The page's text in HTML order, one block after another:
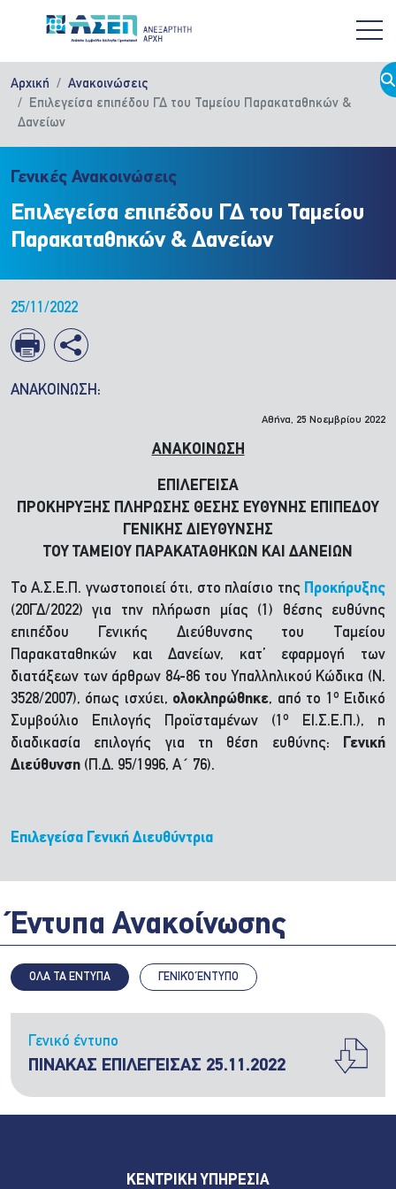
Αρχική
Ανακοινώσεις
Επιλεγείσα επιπέδου ΓΔ του Ταμείου Παρακαταθηκών &
Δανείων
Γενικές Ανακοινώσεις
Επιλεγείσα επιπέδου ΓΔ του Ταμείου
Παρακαταθηκών & Δανείων
25/11/2022
ΑΝΑΚΟΙΝΩΣΗ:
Αθήνα, 25 Νοεμβρίου 2022
ΑΝΑΚΟΙΝΩΣΗ
ΕΠΙΛΕΓΕΙΣΑ
ΠΡΟΚΗΡΥΞΗΣ ΠΛΗΡΩΣΗΣ ΘΕΣΗΣ ΕΥΘΥΝΗΣ ΕΠΙΠΕΔΟΥ
ΓΕΝΙΚΗΣ ΔΙΕΥΘΥΝΣΗΣ
ΤΟΥ ΤΑΜΕΙΟΥ ΠΑΡΑΚΑΤΑΘΗΚΩΝ ΚΑΙ ΔΑΝΕΙΩΝ
Το Α.Σ.Ε.Π. γνωστοποιεί ότι, στο πλαίσιο της Προκήρυξης
(20ΓΔ/2022) για την πλήρωση μίας (1) θέσης ευθύνης
επιπέδου Γενικής Διεύθυνσης του Ταμείου
Παρακαταθηκών και Δανείων, κατ’ εφαρμογή των
διατάξεων των άρθρων 84-86 του Υπαλληλικού Κώδικα (Ν.
3528/2007), όπως ισχύει, ολοκληρώθηκε, από το 1 ο
Ειδικό
Συμβούλιο Επιλογής Προϊσταμένων (1 ο
ΕΙ.Σ.Ε.Π.), η
διαδικασία επιλογής για τη θέση ευθύνης:
Γενική
Διεύθυνση (Π.Δ. 95/1996, Α΄ 76).
Επιλεγείσα Γενική Διευθύντρια
Έντυπα Ανακοίνωσης
ΟΛΑ ΤΑ ΕΝΤΥΠΑ ΓΕΝΙΚΌ ΈΝΤΥΠΟ
Γενικό έντυπο
ΠΙΝΑΚΑΣ ΕΠΙΛΕΓΕΙΣΑΣ 25.11.2022
ΚΕΝΤΡΙΚΗ ΥΠΗΡΕΣΙΑ